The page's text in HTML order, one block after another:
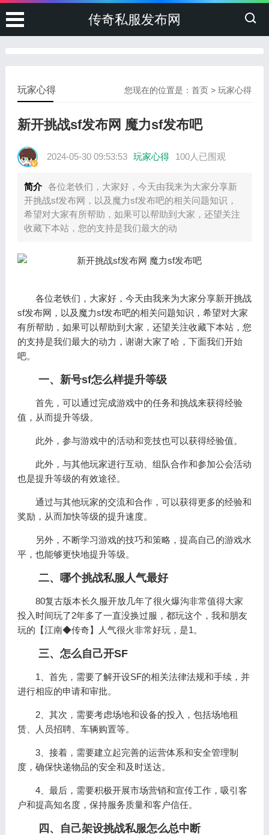
传奇私服发布网
您现在的位置是：首页 >玩家心得
玩家心得
新开挑战sf发布网 魔力sf发布吧
2024-05-30 09:53:53 玩家心得 100人已围观
简介 各位老铁们，大家好，今天由我来为大家分享新
开挑战sf发布网，以及魔力sf发布吧的相关问题知识，
希望对大家有所帮助，如果可以帮助到大家，还望关注
收藏下本站，您的支持是我们最大的动
各位老铁们，大家好，今天由我来为大家分享新开挑战
sf发布网，以及魔力sf发布吧的相关问题知识，希望对大家
有所帮助，如果可以帮助到大家，还望关注收藏下本站，您
的支持是我们最大的动力，谢谢大家了哈，下面我们开始
吧。
一、新号sf怎么样提升等级
首先，可以通过完成游戏中的任务和挑战来获得经验
值，从而提升等级。
此外，参与游戏中的活动和竞技也可以获得经验值。
此外，与其他玩家进行互动、组队合作和参加公会活动
也是提升等级的有效途径。
通过与其他玩家的交流和合作，可以获得更多的经验和
奖励，从而加快等级的提升速度。
另外，不断学习游戏的技巧和策略，提高自己的游戏水
平，也能够更快地提升等级。
二、哪个挑战私服人气最好
80复古版本长久服开放几年了很火爆沟非常值得大家
投入时间玩了2年多了一直没换过服，都玩这个，我和朋友
玩的【江南◆传奇】人气很火非常好玩，是1。
三、怎么自己开SF
1、首先，需要了解开设SF的相关法律法规和手续，并
进行相应的申请和审批。
2、其次，需要考虑场地和设备的投入，包括场地租
赁、人员招聘、车辆购置等。
3、接着，需要建立起完善的运营体系和安全管理制
度，确保快递物品的安全和及时送达。
4、最后，需要积极开展市场营销和宣传工作，吸引客
户和提高知名度，保持服务质量和客户信任。
四、自己架设挑战私服怎么总中断